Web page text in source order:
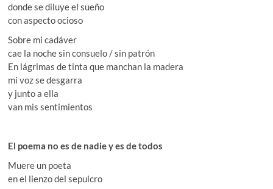
donde se diluye el sueño
con aspecto ocioso
Sobre mi cadáver
cae la noche sin consuelo / sin patrón
En lágrimas de tinta que manchan la madera
mi voz se desgarra
y junto a ella
van mis sentimientos
El poema no es de nadie y es de todos
Muere un poeta
en el lienzo del sepulcro